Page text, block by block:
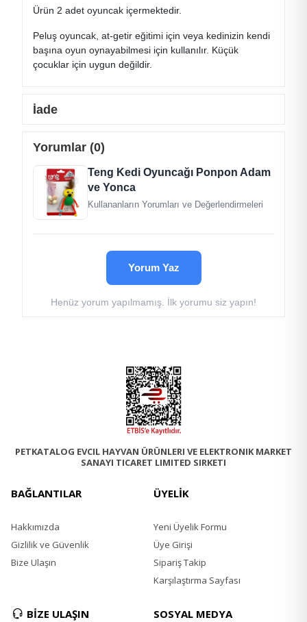
Ürün 2 adet oyuncak içermektedir.
Peluş oyuncak, at-getir eğitimi için veya kedinizin kendi
başına oyun oynayabilmesi için kullanılır. Küçük
çocuklar için uygun değildir.
İade
Yorumlar (0)
Teng Kedi Oyuncağı Ponpon Adam
ve Yonca
Kullananların Yorumları ve Değerlendirmeleri
Yorum Yaz
Henüz yorum yapılmamış. İlk yorumu siz yapın!
PETKATALOG EVCIL HAYVAN ÜRÜNLERI VE ELEKTRONIK MARKET
SANAYI TICARET LIMITED SIRKETI
BAĞLANTILAR
Hakkımızda
Gizlilik ve Güvenlik
Bize Ulaşın
ÜYELİK
Yeni Üyelik Formu
Üye Girişi
Sipariş Takip
Karşılaştırma Sayfası
BİZE ULAŞIN SOSYAL MEDYA